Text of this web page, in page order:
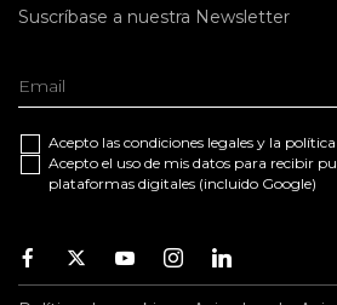
Suscríbase a nuestra Newsletter
Acepto las condiciones legales y la
Acepto el uso de mis datos para recibir
plataformas digitales (incluido Google)
Facebook
TwitterYoutubeInstagramYoutube